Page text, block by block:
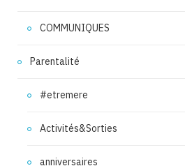
COMMUNIQUES
Parentalité
#etremere
Activités&Sorties
anniversaires